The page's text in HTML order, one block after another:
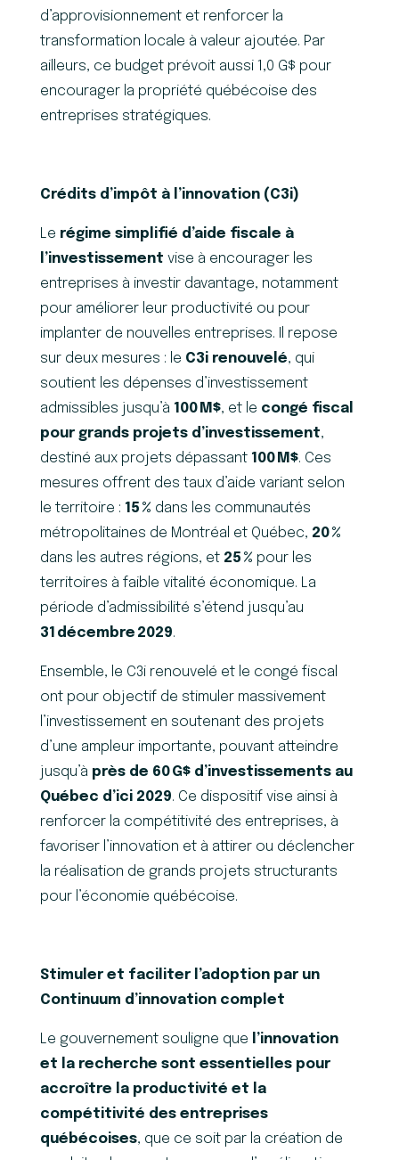
d’approvisionnement et renforcer la
transformation locale à valeur ajoutée. Par
ailleurs, ce budget prévoit aussi 1,0 G$ pour
encourager la propriété québécoise des
entreprises stratégiques.
Crédits d’impôt à l’innovation (C3i)
Le régime simplifié d’aide fiscale à
l’investissement vise à encourager les
entreprises à investir davantage, notamment
pour améliorer leur productivité ou pour
implanter de nouvelles entreprises. Il repose
sur deux mesures : le C3i renouvelé, qui
soutient les dépenses d’investissement
admissibles jusqu’à 100 M$, et le congé fiscal
pour grands projets d’investissement,
destiné aux projets dépassant 100 M$. Ces
mesures offrent des taux d’aide variant selon
le territoire : 15 % dans les communautés
métropolitaines de Montréal et Québec, 20%
dans les autres régions, et 25 % pour les
territoires à faible vitalité économique. La
période d’admissibilité s’étend jusqu’au
31 décembre 2029.
Ensemble, le C3i renouvelé et le congé fiscal
ont pour objectif de stimuler massivement
l’investissement en soutenant des projets
d’une ampleur importante, pouvant atteindre
jusqu’à près de 60G$ d ’investissements au
Qué bec d ’ici 2029. Ce dispositif vise ainsi à
renforcer la compétitivité des entreprises, à
favoriser l’innovation et à attirer ou déclencher
la réalisation de grands projets structurants
pour l’économie québécoise.
Stimuler et faciliter l’adoption par un
Continuum d’innovation complet
Le gouvernement souligne que
l’innovation
et la recherche sont essentielles pour
accroître la productivité et la
compétitivité des entreprises
québécoises, que ce soit par la création de